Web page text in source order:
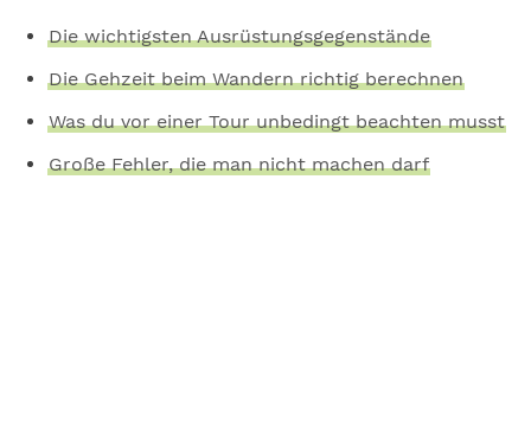
Die wichtigsten Ausrüstungsgegenstände
Die Gehzeit beim Wandern richtig berechnen
Was du vor einer Tour unbedingt beachten musst
Große Fehler, die man nicht machen darf